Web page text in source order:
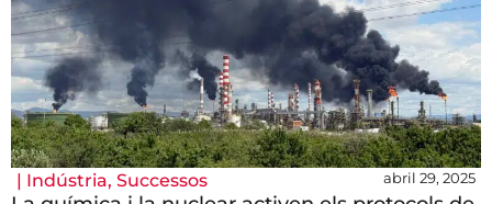
| Indústria, Successos abril 29, 2025